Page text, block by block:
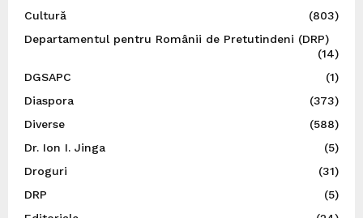
Cultură
(803)
Departamentul pentru Românii de Pretutindeni (DRP)
(14)
DGSAPC
(1)
Diaspora
(373)
Diverse
(588)
Dr. Ion I. Jinga
(5)
Droguri
(31)
DRP
(5)